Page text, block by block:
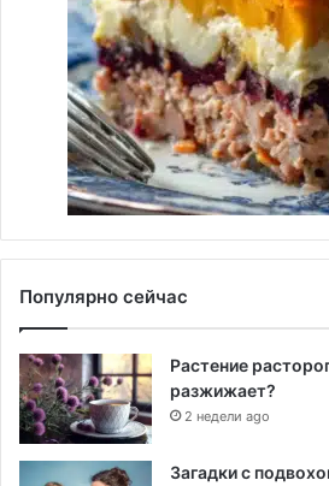
Популярно сейчас
Растение
разжижает?
2 недели ago
Загадки с